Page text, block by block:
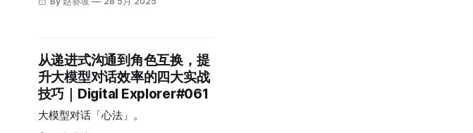
从递进式沟通到角色互换，提
升大模型对话效率的四大实战
技巧｜Digital Explorer#061
大模型对话「心法」。